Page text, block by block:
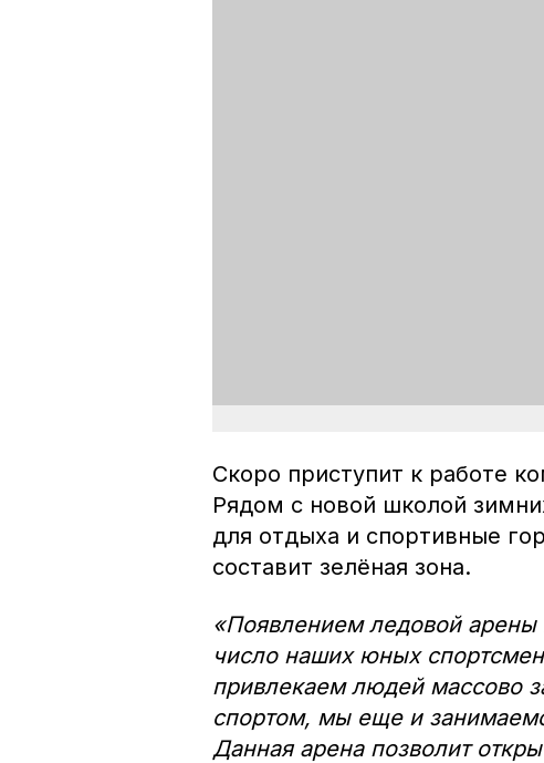
Скоро приступит к работе
Рядом с новой школой
для отдыха и спортивные
составит зелёная зона.
«Появлением ледовой арены
число наших юных
привлекаем людей массово
спортом, мы еще и
Данная арена позволит